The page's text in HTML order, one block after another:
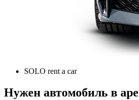
SOLO rent a car
Нужен автомобиль в